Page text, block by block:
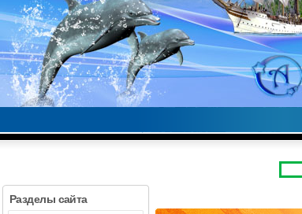
Разделы сайта